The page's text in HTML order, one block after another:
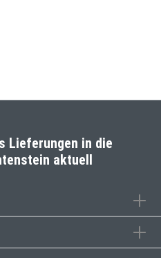
Lieferungen in die
aktuell